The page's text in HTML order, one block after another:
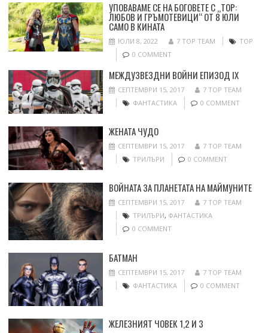
УПОВАВАМЕ СЕ НА БОГОВЕТЕ С „ТОР:
ЛЮБОВ И ГРЪМОТЕВИЦИ“ ОТ 8 ЮЛИ
САМО В КИНАТА
ЮЛИ 8, 2022 7 TOP TEAM
ТОР
0 COMMENT
МЕЖДУЗВЕЗДНИ ВОЙНИ ЕПИЗОД IX
СЕПТЕМВРИ 15, 2017
7 TOP TEAM
ФАНТАСТИКА
0 COMMENT
ЖЕНАТА ЧУДО
СЕПТЕМВРИ 15, 2017
7 TOP TEAM
ТРИЛЪРИ
0 COMMENT
ВОЙНАТА ЗА ПЛАНЕТАТА НА МАЙМУНИТЕ
СЕПТЕМВРИ 15, 2017
7 TOP TEAM
ТРИЛЪРИ, ФАНТАСТИКА
0 COMMENT
БАТМАН
СЕПТЕМВРИ 15, 2017
7 TOP TEAM
ФАНТАСТИКА
0 COMMENT
ЖЕЛЕЗНИЯТ ЧОВЕК 1,2 И 3